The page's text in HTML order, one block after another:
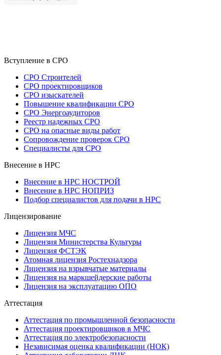
Вступление в СРО
СРО Строителей
СРО проектировщиков
СРО изыскателей
Повышение квалификации СРО
СРО Энергоаудиторов
Реестр надежных СРО
СРО на опасные виды работ
Сопровождение проверок СРО
Специалисты для СРО
Внесение в НРС
Внесение в НРС НОСТРОЙ
Внесение в НРС НОПРИЗ
Подбор специалистов для подачи в НРС
Лицензирование
Лицензия МЧС
Лицензия Министерства Культуры
Лицензия ФСТЭК
Атомная лицензия Ростехнадзора
Лицензия на взрывчатые материалы
Лицензия на маркшейдерские работы
Лицензия на эксплуатацию ОПО
Аттестация
Аттестация по промышленной безопасности
Аттестация проектировщиков в МЧС
Аттестация по электробезопасности
Независимая оценка квалификации (НОК)